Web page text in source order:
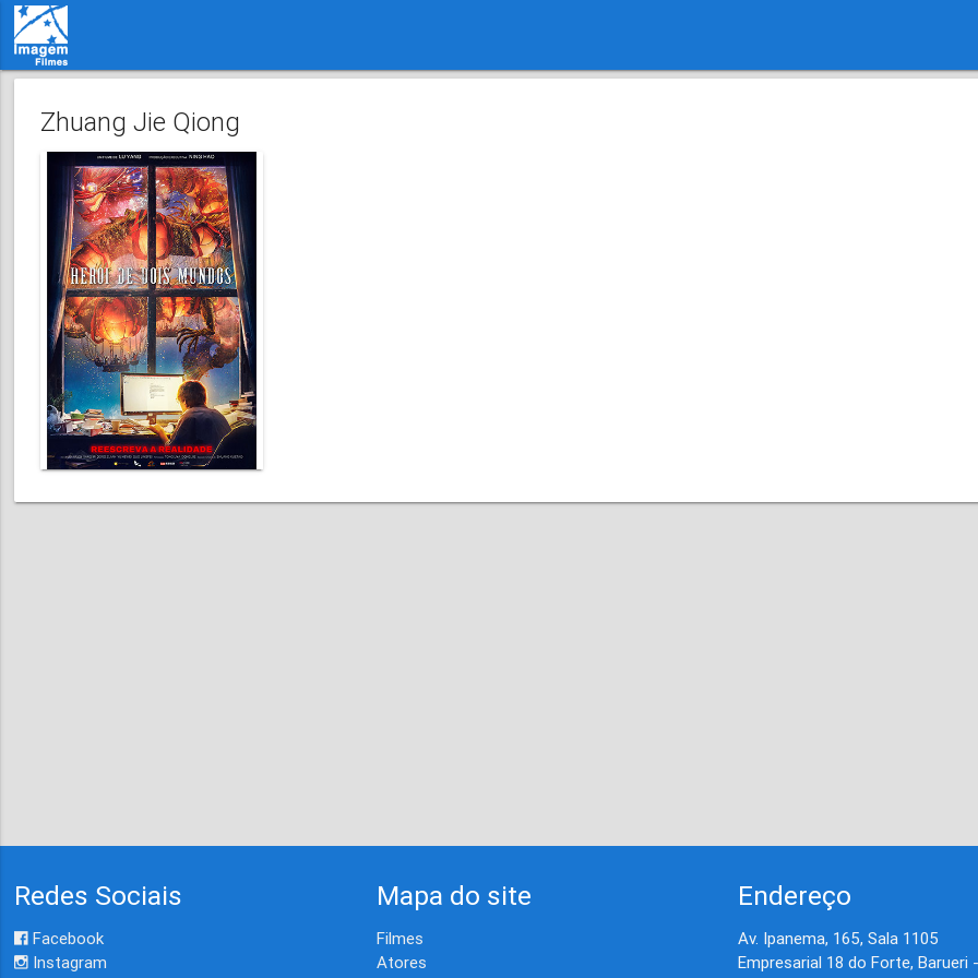
Zhuang Jie Qiong
Redes Sociais
Facebook
Instagram
Mapa do site
Filmes
Atores
Endereço
Av. Ipanema, 165, Sala 1105
Empresarial 18 do Forte, Barueri